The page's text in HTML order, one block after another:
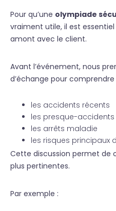
Pour qu’une olympiade
vraiment utile, il est
amont avec le client.
Avant l’événement, nous
d’échange pour comprendre
les accidents récents
les presque-accidents
les arrêts maladie
les risques principaux
Cette discussion permet de
plus pertinentes.
Par exemple :